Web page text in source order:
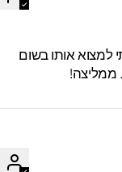
אותו בשום
ממליצה!